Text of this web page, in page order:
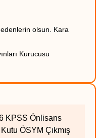
olsun. Kara
Kurucusu
KPSS Önlisans
ÖSYM Çıkmış